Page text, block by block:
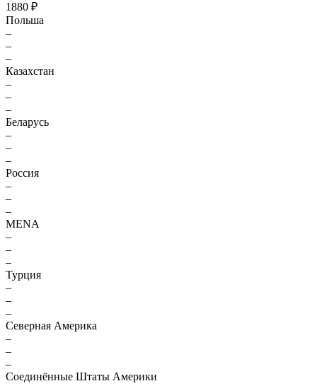
1880 ₽
Польша
–
–
–
Казахстан
–
–
–
Беларусь
–
–
–
Россия
–
–
–
MENA
–
–
–
Турция
–
–
–
Северная Америка
–
–
–
Соединённые Штаты Америки